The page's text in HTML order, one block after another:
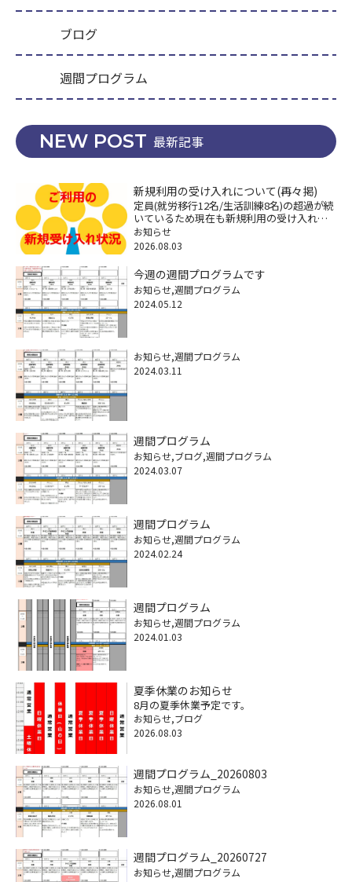
ブログ
週間プログラム
NEW POST 最新記事
新規利用の受け入れについて(再々掲)
定員(就労移行12名/生活訓練8名)の超過が続
いているため現在も新規利用の受け入れが
できなくなっていますが、困りごとへの相
談に関しては継続してますので遠慮なくご
ビスや将来の経済不安 […]
お知らせ
2026.08.03
今週の週間プログラムです
お知らせ 週間プログラム
2024.05.12
お知らせ 週間プログラム
2024.03.11
週間プログラム
お知らせ ブログ 週間プログラム
2024.03.07
週間プログラム
お知らせ 週間プログラム
2024.02.24
週間プログラム
お知らせ 週間プログラム
2024.01.03
夏季休業のお知らせ
8月の夏季休業予定です。
お知らせ ブログ
2026.08.03
週間プログラム_20260803
お知らせ 週間プログラム
2026.08.01
週間プログラム_20260727
お知らせ 週間プログラム